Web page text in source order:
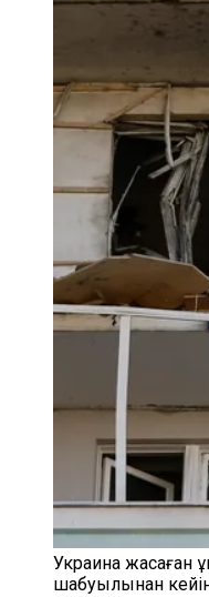
Украина жасаған
шабуылынан